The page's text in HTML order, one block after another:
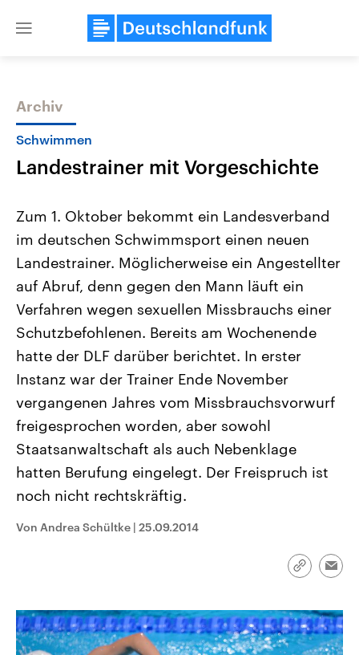
Close
Themen
Landtagswahl Sachsen-Anhalt
2026
Alle Informationen
Sachsen-Anhalt wählt am 6.
September 2026 einen neuen
Bundesland von einer Koalition aus
Umfragen, Prognosen,
Wahlprogramme, aktuelle Berichte
und Hintergründe zu den Parteien
und Kandidaten der anstehenden
Wahl.
USA
Aktuelle Beiträge,
Hintergründe
Wirtschaftlich und
gehören die Vereinigten
mit großem Einfluss auf
Sendungen Programm Podcasts
Audio-Archiv
Archiv
Schwimmen
Landestrainer mit Vorgeschichte
Zum 1. Oktober bekommt ein Landesverband
im deutschen Schwimmsport einen neuen
Landestrainer. Möglicherweise ein Angestellter
auf Abruf, denn gegen den Mann läuft ein
Verfahren wegen sexuellen Missbrauchs einer
Schutzbefohlenen. Bereits am Wochenende
hatte der DLF darüber berichtet. In erster
Instanz war der Trainer Ende November
vergangenen Jahres vom Missbrauchsvorwurf
freigesprochen worden, aber sowohl
Staatsanwaltschaft als auch Nebenklage
hatten Berufung eingelegt. Der Freispruch ist
noch nicht rechtskräftig.
Von Andrea Schültke | 25.09.2014
Link